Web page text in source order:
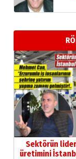
17 Şubat
Sektörün
üretimini